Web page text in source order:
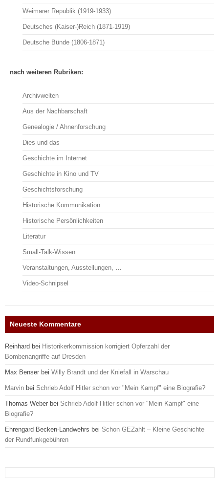
Weimarer Republik (1919-1933)
Deutsches (Kaiser-)Reich (1871-1919)
Deutsche Bünde (1806-1871)
nach weiteren Rubriken:
Archivwelten
Aus der Nachbarschaft
Genealogie / Ahnenforschung
Dies und das
Geschichte im Internet
Geschichte in Kino und TV
Geschichtsforschung
Historische Kommunikation
Historische Persönlichkeiten
Literatur
Small-Talk-Wissen
Veranstaltungen, Ausstellungen, …
Video-Schnipsel
Neueste Kommentare
Reinhard bei Historikerkommission korrigiert Opferzahl der
Bombenangriffe auf Dresden
Max Benser bei Willy Brandt und der Kniefall in Warschau
Marvin bei Schrieb Adolf Hitler schon vor "Mein Kampf" eine Biografie?
Thomas Weber bei Schrieb Adolf Hitler schon vor "Mein Kampf" eine
Biografie?
Ehrengard Becken-Landwehrs bei Schon GEZahlt – Kleine Geschichte
der Rundfunkgebühren